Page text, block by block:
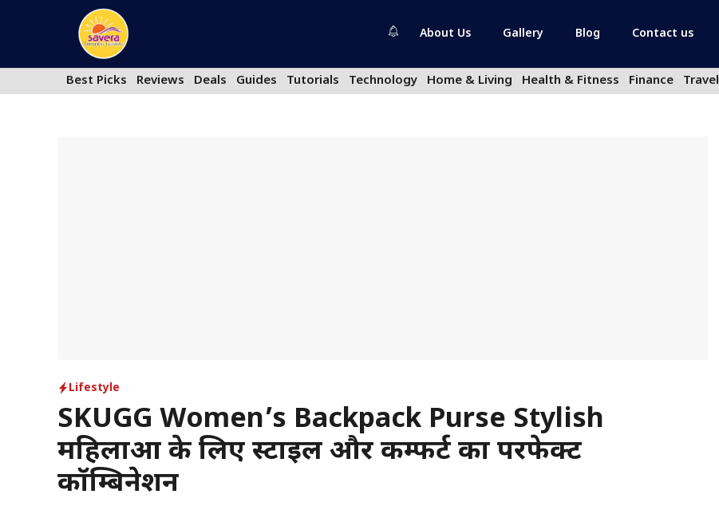
About Us Gallery Blog Contact us
Best Picks Reviews Deals Guides Tutorials Technology Home & Living Health & Fitness Finance Travel
Lifestyle
SKUGG Women’s Backpack Purse Stylish
महिलाओं के लिए स्टाइल और कम्फर्ट का परफेक्ट
कॉम्बिनेशन